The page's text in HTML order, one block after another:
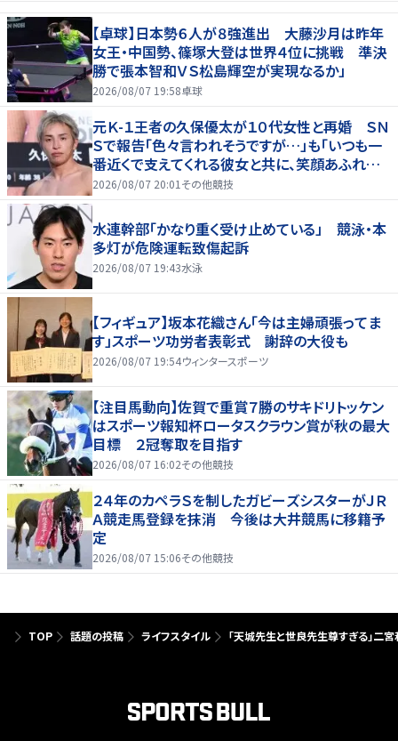
【卓球】日本勢６人が８強進出 大藤沙月は昨年
女王・中国勢、篠塚大登は世界４位に挑戦 準決
勝で張本智和ＶＳ松島輝空が実現なるか」
2026/08/07 19:58卓球
元Ｋ-１王者の久保優太が１０代女性と再婚 ＳＮ
Ｓで報告「色々言われそうですが…」も「いつも一
番近くで支えてくれる彼女と共に、笑顔あふれる
家庭を築いていきたい」
2026/08/07 20:01 その他競技
水連幹部「かなり重く受け止めている」 競泳・本
多灯が危険運転致傷起訴
2026/08/07 19:43水泳
【フィギュア】坂本花織さん「今は主婦頑張ってま
す」スポーツ功労者表彰式 謝辞の大役も
2026/08/07 19:54ウィンタースポーツ
【注目馬動向】佐賀で重賞７勝のサキドリトッケン
はスポーツ報知杯ロータスクラウン賞が秋の最大
目標 ２冠奪取を目指す
2026/08/07 16:02その他競技
２４年のカペラＳを制したガビーズシスターがＪＲ
Ａ競走馬登録を抹消 今後は大井競馬に移籍予
定
2026/08/07 15:06その他競技
TOP 話題の投稿 ライフスタイル 「天城先生と世良先生尊すぎる」二